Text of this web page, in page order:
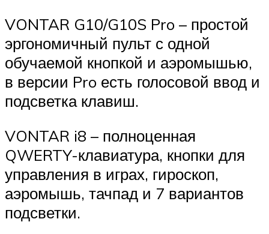
VONTAR G10/G10S Pro – простой
эргономичный пульт с одной
обучаемой кнопкой и аэромышью,
в версии Pro есть голосовой ввод и
подсветка клавиш.
VONTAR i8 – полноценная
QWERTY-клавиатура, кнопки для
управления в играх, гироскоп,
аэромышь, тачпад и 7 вариантов
подсветки.